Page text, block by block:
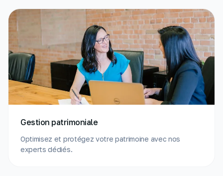
Gestion patrimoniale
Optimisez et protégez votre patrimoine avec nos
experts dédiés.